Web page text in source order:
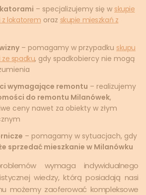
– specjalizujemy się w skupie
lokatorem oraz skupie mieszkań z
– pomagamy w przypadku skupu
spadku, gdy spadkobiercy nie mogą
wymagające remontu – realizujemy
do remontu Milanówek,
ceny nawet za obiekty w złym
– pomagamy w sytuacjach, gdy
sprzedać mieszkanie w Milanówku
wymaga indywidualnego
wiedzy, którą posiadają nasi
możemy zaoferować kompleksowe